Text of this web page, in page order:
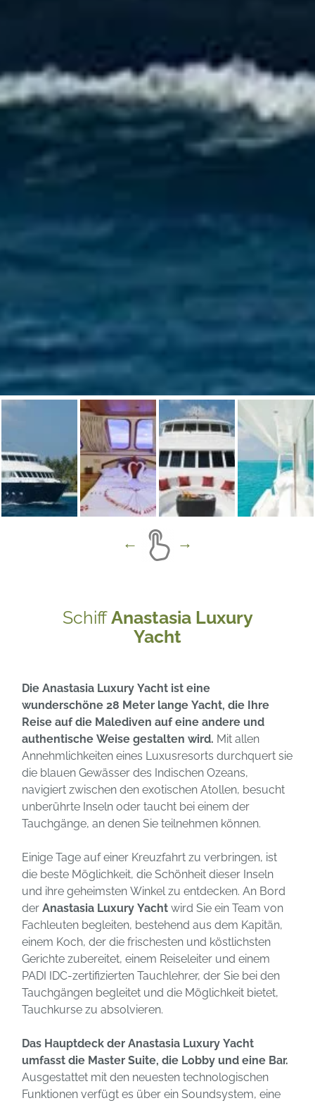
SchiffAnastasia Luxury
Yacht
Die Anastasia Luxury Yacht ist eine
wunderschöne 28 Meter lange Yacht, die Ihre
Reise auf die Malediven auf eine andere und
authentische Weise gestalten wird. Mit allen
Annehmlichkeiten eines Luxusresorts durchquert sie
die blauen Gewässer des Indischen Ozeans,
navigiert zwischen den exotischen Atollen, besucht
unberührte Inseln oder taucht bei einem der
Tauchgänge, an denen Sie teilnehmen können.
Einige Tage auf einer Kreuzfahrt zu verbringen, ist
die beste Möglichkeit, die Schönheit dieser Inseln
und ihre geheimsten Winkel zu entdecken. An Bord
der Anastasia Luxury Yacht wird Sie ein Team von
Fachleuten begleiten, bestehend aus dem Kapitän,
einem Koch, der die frischesten und köstlichsten
Gerichte zubereitet, einem Reiseleiter und einem
PADI IDC-zertifizierten Tauchlehrer, der Sie bei den
Tauchgängen begleitet und die Möglichkeit bietet,
Tauchkurse zu absolvieren.
Das Hauptdeck der Anastasia Luxury Yacht
umfasst die Master Suite, die Lobby und eine Bar.
Ausgestattet mit den neuesten technologischen
Funktionen verfügt es über ein Soundsystem, eine